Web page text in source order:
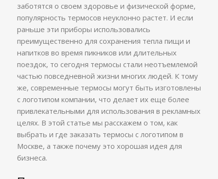
заботятся о своем здоровье и физической форме,
популярность термосов неуклонно растет. И если
раньше эти приборы использовались
преимущественно для сохранения тепла пищи и
напитков во время пикников или длительных
поездок, то сегодня термосы стали неотъемлемой
частью повседневной жизни многих людей. К тому
же, современные термосы могут быть изготовлены
с логотипом компании, что делает их еще более
привлекательными для использования в рекламных
целях. В этой статье мы расскажем о том, как
выбрать и где заказать термосы с логотипом в
Москве, а также почему это хорошая идея для
бизнеса.